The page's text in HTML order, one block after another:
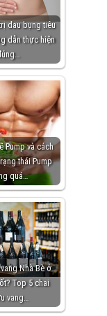
đau bụng tiêu
dẫn thực hiện
Pump và cách
thái Pump
quá…
Nhà Bè ở
Top 5 chai
vang…